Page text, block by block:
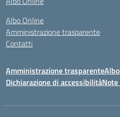
Albo Online
Amministrazione trasparente
Contatti
Amministrazione trasparente
Dichiarazione di accessibilità